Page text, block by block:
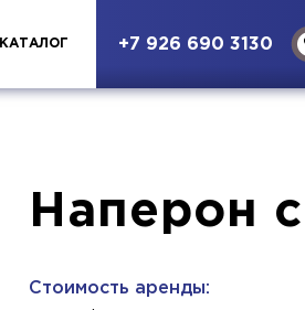
КАТАЛОГ +7 926 690 3130
Наперон
Стоимость аренды: